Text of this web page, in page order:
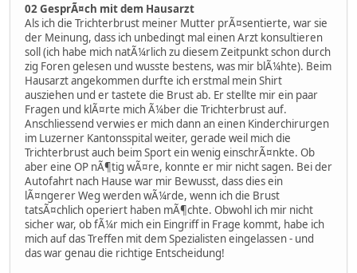
02 GesprÃ¤ch mit dem Hausarzt
Als ich die Trichterbrust meiner Mutter prÃ¤sentierte, war sie
der Meinung, dass ich unbedingt mal einen Arzt konsultieren
soll (ich habe mich natÃ¼rlich zu diesem Zeitpunkt schon durch
zig Foren gelesen und wusste bestens, was mir blÃ¼hte). Beim
Hausarzt angekommen durfte ich erstmal mein Shirt
ausziehen und er tastete die Brust ab. Er stellte mir ein paar
Fragen und klÃ¤rte mich Ã¼ber die Trichterbrust auf.
Anschliessend verwies er mich dann an einen Kinderchirurgen
im Luzerner Kantonsspital weiter, gerade weil mich die
Trichterbrust auch beim Sport ein wenig einschrÃ¤nkte. Ob
aber eine OP nÃ¶tig wÃ¤re, konnte er mir nicht sagen. Bei der
Autofahrt nach Hause war mir Bewusst, dass dies ein
lÃ¤ngerer Weg werden wÃ¼rde, wenn ich die Brust
tatsÃ¤chlich operiert haben mÃ¶chte. Obwohl ich mir nicht
sicher war, ob fÃ¼r mich ein Eingriff in Frage kommt, habe ich
mich auf das Treffen mit dem Spezialisten eingelassen - und
das war genau die richtige Entscheidung!